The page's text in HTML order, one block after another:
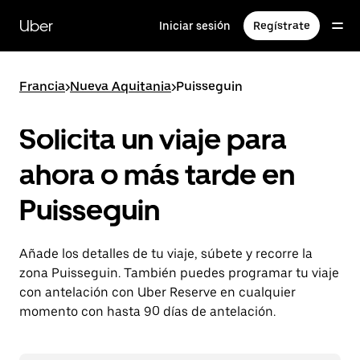
contenido
principal
Uber Iniciar sesión Regístrate
Francia>Nueva Aquitania>Puisseguin
Solicita un viaje para
ahora o más tarde en
Puisseguin
Añade los detalles de tu viaje, súbete y recorre la
zona Puisseguin. También puedes programar tu viaje
con antelación con Uber Reserve en cualquier
momento con hasta 90 días de antelación.